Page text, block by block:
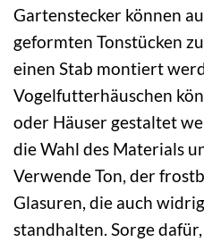
Gartenstecker können
geformten Tonstücken
einen Stab montiert
Vogelfutterhäuschen
oder Häuser gestaltet
die Wahl des Materials
Verwende Ton, der
Glasuren, die auch
standhalten. Sorge